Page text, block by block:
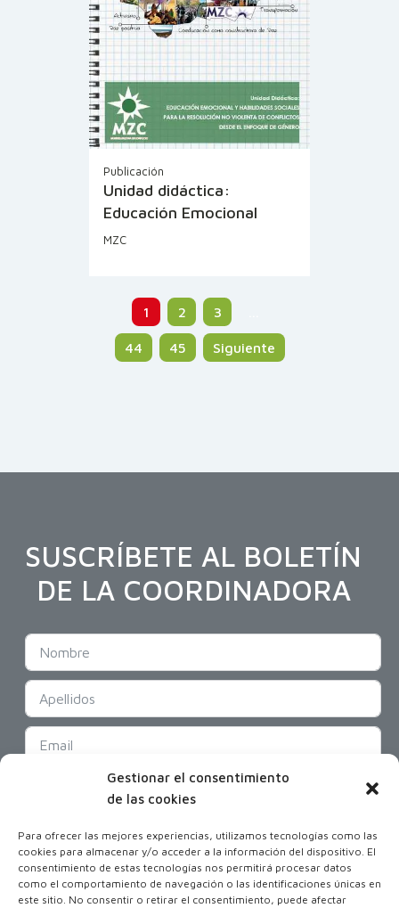
Gestionar el consentimiento
de las cookies
Para ofrecer las mejores experiencias, utilizamos tecnologías como las
cookies para almacenar y/o acceder a la información del dispositivo. El
consentimiento de estas tecnologías nos permitirá procesar datos
como el comportamiento de navegación o las identificaciones únicas en
este sitio. No consentir o retirar el consentimiento, puede afectar
Publicación
Unidad didáctica:
Educación Emocional
MZC
1 2 3
44 45 Siguiente
SUSCRÍBETE AL BOLETÍN
DE LA COORDINADORA
SUSCRIBIR